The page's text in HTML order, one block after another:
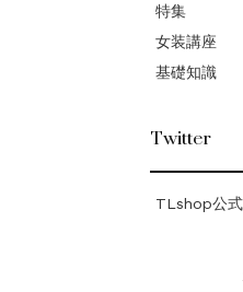
特集
女装講座
基礎知識
Twitter
TLshop公